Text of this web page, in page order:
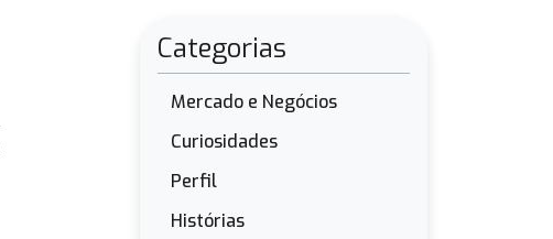
Categorias
Mercado e Negócios
Curiosidades
Perfil
Histórias